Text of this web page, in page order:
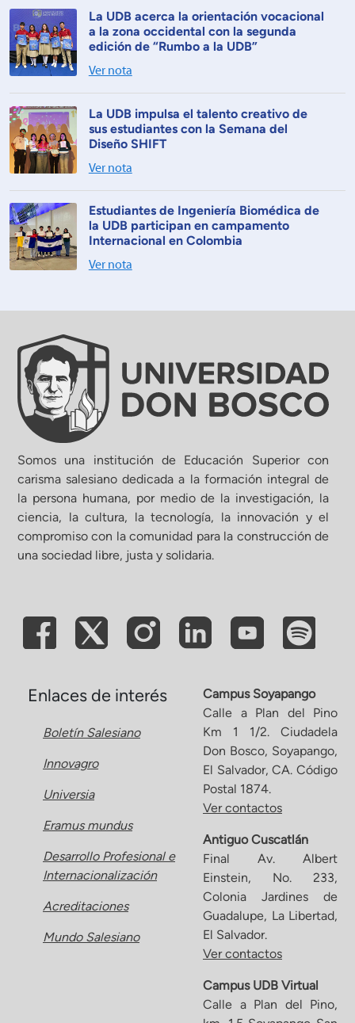
La UDB acerca la orientación vocacional
a la zona occidental con la segunda
edición de “Rumbo a la UDB”
Ver nota
La UDB impulsa el talento creativo de
sus estudiantes con la Semana del
Diseño SHIFT
Ver nota
Estudiantes de Ingeniería Biomédica de
la UDB participan en campamento
Internacional en Colombia
Ver nota
Somos una institución de Educación Superior con
carisma salesiano dedicada a la formación integral de
la persona humana, por medio de la investigación, la
ciencia, la cultura, la tecnología, la innovación y el
compromiso con la comunidad para la construcción de
una sociedad libre, justa y solidaria.
Enlaces de interés
Boletín Salesiano
Innovagro
Universia
Eramus mundus
Desarrollo Profesional e
Internacionalización
Acreditaciones
Mundo Salesiano
Campus Soyapango
Calle a Plan del Pino
Km 1 1/2. Ciudadela
Don Bosco, Soyapango,
El Salvador, CA. Código
Postal 1874.
Ver contactos
Antiguo Cuscatlán
Final Av. Albert
Einstein, No. 233,
Colonia Jardines de
Guadalupe, La Libertad,
El Salvador.
Ver contactos
Campus UDB Virtual
Calle a Plan del Pino,